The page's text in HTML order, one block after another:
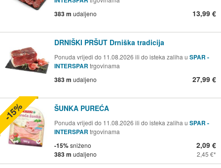
383 m udaljeno 13,99 €
DRNIŠKI PRŠUT Drniška tradicija
Ponuda vrijedi do 11.08.2026 ili do isteka zaliha u SPAR -
INTERSPAR trgovinama
383 m udaljeno 27,99 €
ŠUNKA PUREĆA
Ponuda vrijedi do 11.08.2026 ili do isteka zaliha u SPAR -
INTERSPAR trgovinama
-15%sniženo
383 m udaljeno
2,09 €
2,45 €
-15%